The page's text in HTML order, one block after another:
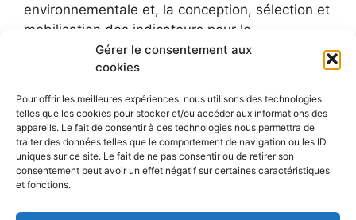
Gérer le consentement aux
cookies
Pour offrir les meilleures expériences, nous utilisons des technologies
telles que les cookies pour stocker et/ou accéder aux informations des
appareils. Le fait de consentir à ces technologies nous permettra de
traiter des données telles que le comportement de navigation ou les ID
uniques sur ce site. Le fait de ne pas consentir ou de retirer son
consentement peut avoir un effet négatif sur certaines caractéristiques
et fonctions.
environnementale et, la conception, sélection et
mobilisation des indicateurs pour le
développement durable.